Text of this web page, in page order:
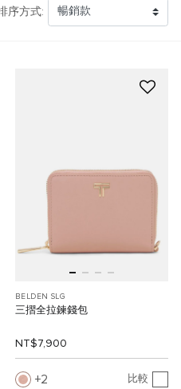
序方式:
BELDEN SLG
三摺全拉鍊錢包
NT$7,900
2 比較